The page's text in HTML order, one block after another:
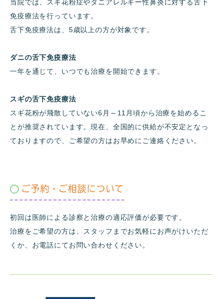
当院では、スギ花粉症やダニアレルギー性鼻炎に対する舌下
免疫療法を行っています。
舌下免疫療法は、5歳以上の方が対象です。
ダニの舌下免疫療法
一年を通じて、いつでも治療を開始できます。
スギの舌下免疫療法
スギ花粉が飛散していない6月～11月頃から治療を始めるこ
とが推奨されています。現在、全国的に供給が不安定となっ
ておりますので、ご希望の方はお早めにご連絡ください。
ご予約・ご相談について
初回は医師による診察と治療の適応評価が必要です。
治療をご希望の方は、スタッフまでお気軽にお声がけいただ
くか、お電話にてお問い合わせください。